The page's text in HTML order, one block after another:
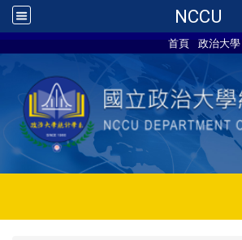
NCCU
首頁 政治大學